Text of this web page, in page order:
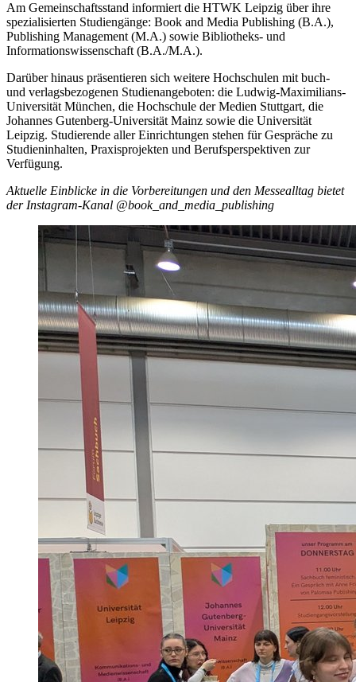
Am Gemeinschaftsstand informiert die HTWK Leipzig über ihre
spezialisierten Studiengänge: Book and Media Publishing (B.A.),
Publishing Management (M.A.) sowie Bibliotheks- und
Informationswissenschaft (B.A./M.A.).
Darüber hinaus präsentieren sich weitere Hochschulen mit buch-
und verlagsbezogenen Studienangeboten: die Ludwig-Maximilians-
Universität München, die Hochschule der Medien Stuttgart, die
Johannes Gutenberg-Universität Mainz sowie die Universität
Leipzig. Studierende aller Einrichtungen stehen für Gespräche zu
Studieninhalten, Praxisprojekten und Berufsperspektiven zur
Verfügung.
Aktuelle Einblicke in die Vorbereitungen und den Messealltag bietet
der Instagram-Kanal @book_and_media_publishing